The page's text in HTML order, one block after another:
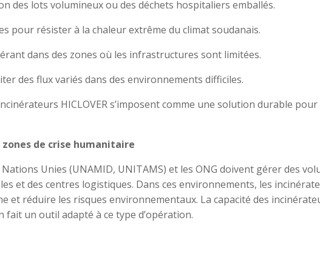
des lots volumineux ou des déchets hospitaliers emballés.
pour résister à la chaleur extrême du climat soudanais.
dans des zones où les infrastructures sont limitées.
des flux variés dans des environnements difficiles.
HICLOVER s’imposent comme une solution durable
de crise humanitaire
Unies (UNAMID, UNITAMS) et les ONG doivent gérer des
et des centres logistiques. Dans ces environnements, les
réduire les risques environnementaux. La capacité des
un outil adapté à ce type d’opération.